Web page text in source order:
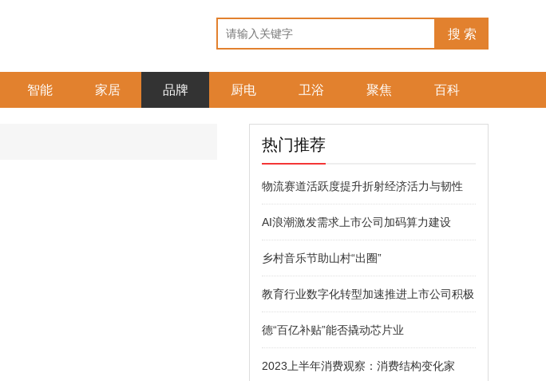
智能 家居 品牌 厨电 卫浴 聚焦 百科
热门推荐
物流赛道活跃度提升折射经济活力与韧性
AI浪潮激发需求上市公司加码算力建设
乡村音乐节助山村“出圈”
教育行业数字化转型加速推进上市公司积极
德“百亿补贴”能否撬动芯片业
2023上半年消费观察：消费结构变化家